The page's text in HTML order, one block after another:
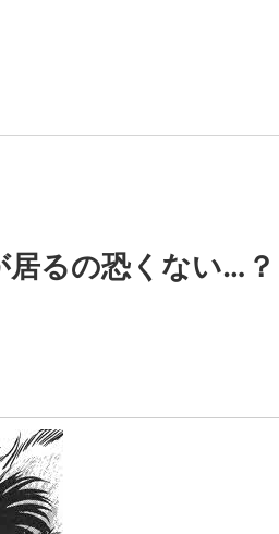
居るの恐くない…？